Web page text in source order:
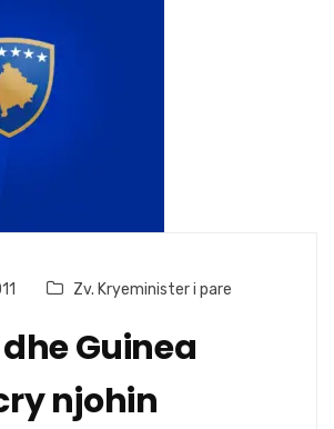
Zv. Kryeminister i pare
Guinea
njohin